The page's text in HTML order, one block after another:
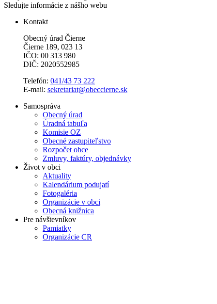
Sledujte informácie z nášho webu
Kontakt
Obecný úrad Čierne
Čierne 189, 023 13
IČO: 00 313 980
DIČ: 2020552985
Telefón: 041/43 73 222
E-mail: sekretariat@obeccierne.sk
Samospráva
Obecný úrad
Úradná tabuľa
Komisie OZ
Obecné zastupiteľstvo
Rozpočet obce
Zmluvy, faktúry, objednávky
Život v obci
Aktuality
Kalendárium podujatí
Fotogaléria
Organizácie v obci
Obecná knižnica
Pre návštevníkov
Pamiatky
Organizácie CR